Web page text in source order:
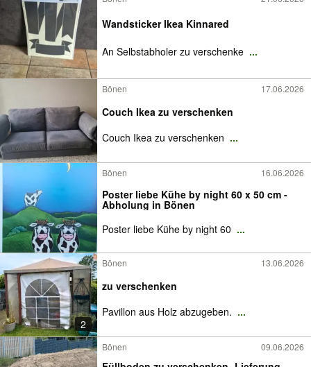
Wandsticker Ikea Kinnared
An Selbstabholer zu verschenke ...
Bönen 17.06.2026
Couch Ikea zu verschenken
Couch Ikea zu verschenken ...
Bönen 16.06.2026
Poster liebe Kühe by night 60 x 50 cm -
Abholung in Bönen
Poster liebe Kühe by night 60 ...
2
Bönen 13.06.2026
zu verschenken
Pavillon aus Holz abzugeben. ...
Bönen 09.06.2026